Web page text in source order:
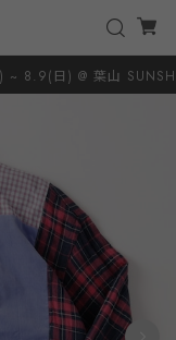
8.9(日) @ 葉山